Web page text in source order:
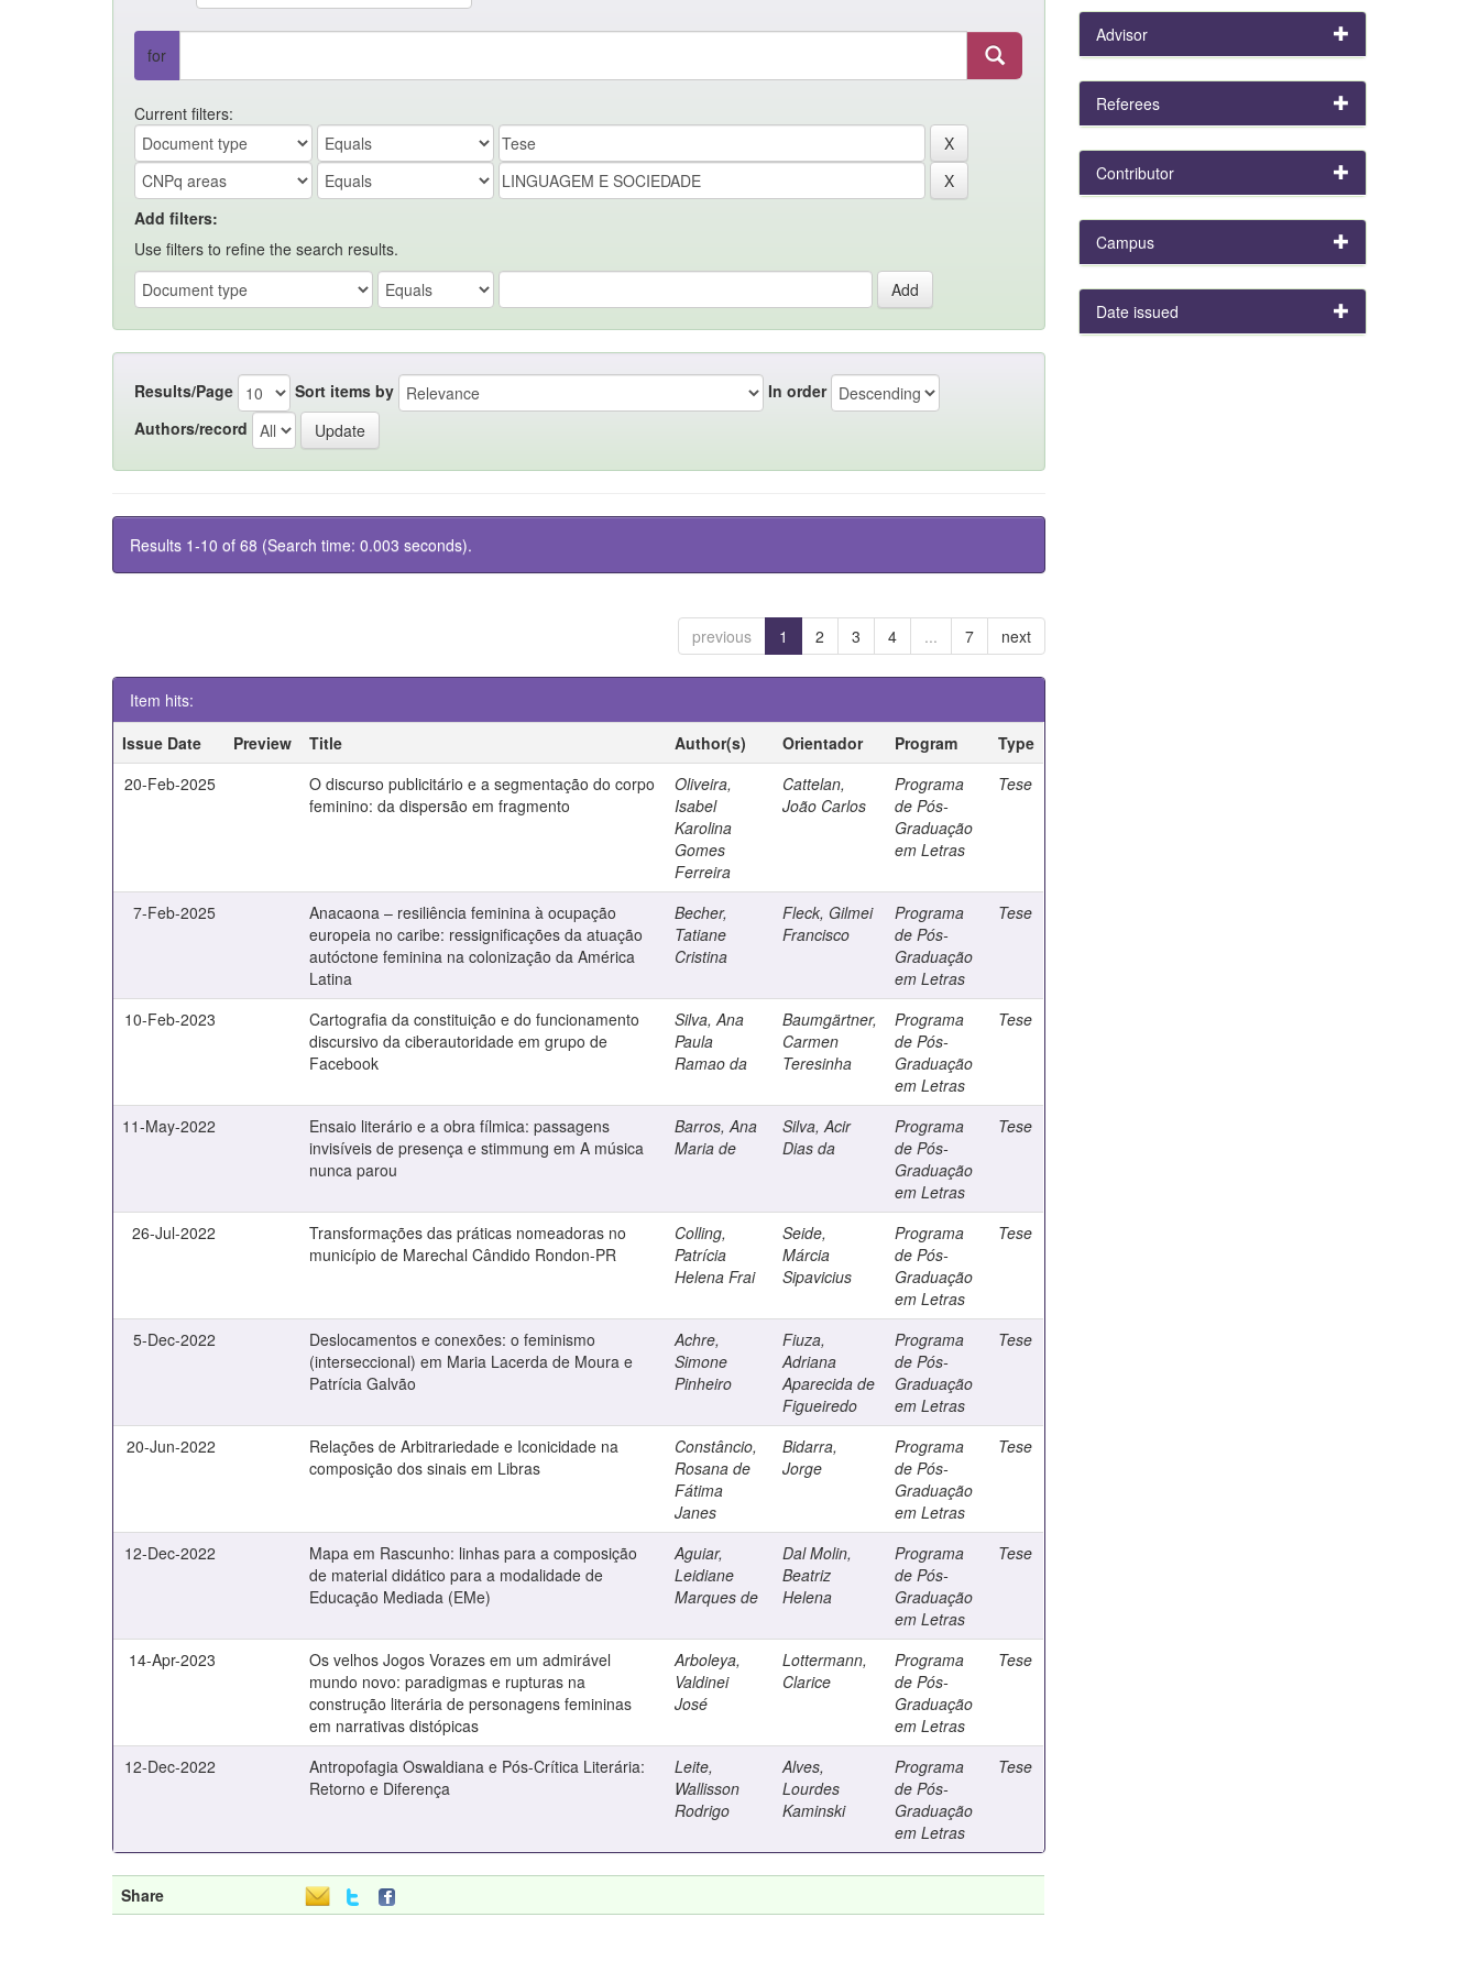
for
Current filters:
Add filters:
Use filters to refine the search results.
Results/Page Sort items by
In order
Authors/record
Results 1-10 of 68 (Search time: 0.003 seconds).
previous 1 2 3 4 ... 7 next
Item hits:
Issue Date
Preview Title Author(s) Orientador Program
Type
20-Feb-2025
O discurso publicitário e a segmentação do corpo
feminino: da dispersão em fragmento
Oliveira,
Isabel
Karolina
Gomes
Ferreira
Cattelan,
João Carlos
Programa
de Pós-
Graduação
em Letras
Tese
7-Feb-2025
Anacaona – resiliência feminina à ocupação
europeia no caribe: ressignificações da atuação
autóctone feminina na colonização da América
Latina
Becher,
Tatiane
Cristina
Fleck, Gilmei
Francisco
Programa
de Pós-
Graduação
em Letras
Tese
10-Feb-2023
Cartografia da constituição e do funcionamento
discursivo da ciberautoridade em grupo de
Facebook
Silva, Ana
Paula
Ramao da
Baumgärtner,
Carmen
Teresinha
Programa
de Pós-
Graduação
em Letras
Tese
11-May-2022
Ensaio literário e a obra fílmica: passagens
invisíveis de presença e stimmung em A música
nunca parou
Barros, Ana
Maria de
Silva, Acir
Dias da
Programa
de Pós-
Graduação
em Letras
Tese
26-Jul-2022
Transformações das práticas nomeadoras no
município de Marechal Cândido Rondon-PR
Colling,
Patrícia
Helena Frai
Seide,
Márcia
Sipavicius
Programa
de Pós-
Graduação
em Letras
Tese
5-Dec-2022
Deslocamentos e conexões: o feminismo
(interseccional) em Maria Lacerda de Moura e
Patrícia Galvão
Achre,
Simone
Pinheiro
Fiuza,
Adriana
Aparecida de
Figueiredo
Programa
de Pós-
Graduação
em Letras
Tese
20-Jun-2022
Relações de Arbitrariedade e Iconicidade na
composição dos sinais em Libras
Constâncio,
Rosana de
Fátima
Janes
Bidarra,
Jorge
Programa
de Pós-
Graduação
em Letras
Tese
12-Dec-2022
Mapa em Rascunho: linhas para a composição
de material didático para a modalidade de
Educação Mediada (EMe)
Aguiar,
Leidiane
Marques de
Dal Molin,
Beatriz
Helena
Programa
de Pós-
Graduação
em Letras
Tese
14-Apr-2023
Os velhos Jogos Vorazes em um admirável
mundo novo: paradigmas e rupturas na
construção literária de personagens femininas
em narrativas distópicas
Arboleya,
Valdinei
José
Lottermann,
Clarice
Programa
de Pós-
Graduação
em Letras
Tese
12-Dec-2022
Antropofagia Oswaldiana e Pós-Crítica Literária:
Retorno e Diferença
Leite,
Wallisson
Rodrigo
Alves,
Lourdes
Kaminski
Programa
de Pós-
Graduação
em Letras
Tese
Share
Advisor
Referees
Contributor
Campus
Date issued